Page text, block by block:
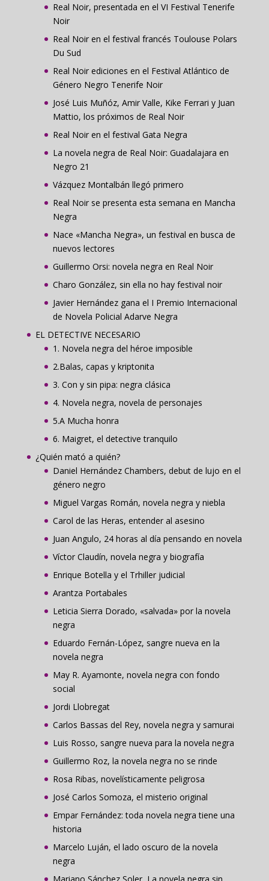
Real Noir, presentada en el VI Festival Tenerife
Noir
Real Noir en el festival francés Toulouse Polars
Du Sud
Real Noir ediciones en el Festival Atlántico de
Género Negro Tenerife Noir
José Luis Muñóz, Amir Valle, Kike Ferrari y Juan
Mattio, los próximos de Real Noir
Real Noir en el festival Gata Negra
La novela negra de Real Noir: Guadalajara en
Negro 21
Vázquez Montalbán llegó primero
Real Noir se presenta esta semana en Mancha
Negra
Nace «Mancha Negra», un festival en busca de
nuevos lectores
Guillermo Orsi: novela negra en Real Noir
Charo González, sin ella no hay festival noir
Javier Hernández gana el I Premio Internacional
de Novela Policial Adarve Negra
EL DETECTIVE NECESARIO
1. Novela negra del héroe imposible
2.Balas, capas y kriptonita
3. Con y sin pipa: negra clásica
4. Novela negra, novela de personajes
5.A Mucha honra
6. Maigret, el detective tranquilo
¿Quién mató a quién?
Daniel Hernández Chambers, debut de lujo en el
género negro
Miguel Vargas Román, novela negra y niebla
Carol de las Heras, entender al asesino
Juan Angulo, 24 horas al día pensando en novela
Víctor Claudín, novela negra y biografía
Enrique Botella y el Trhiller judicial
Arantza Portabales
Leticia Sierra Dorado, «salvada» por la novela
negra
Eduardo Fernán-López, sangre nueva en la
novela negra
May R. Ayamonte, novela negra con fondo
social
Jordi Llobregat
Carlos Bassas del Rey, novela negra y samurai
Luis Rosso, sangre nueva para la novela negra
Guillermo Roz, la novela negra no se rinde
Rosa Ribas, novelísticamente peligrosa
José Carlos Somoza, el misterio original
Empar Fernández: toda novela negra tiene una
historia
Marcelo Luján, el lado oscuro de la novela
negra
Mariano Sánchez Soler, La novela negra sin